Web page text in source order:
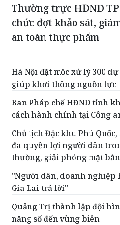
Thường trực HĐND
chức đợt khảo sát,
an toàn thực phẩm
Hà Nội đặt mốc xử lý 300
giúp khơi thông nguồn lực
Ban Pháp chế HĐND tỉnh
cách hành chính tại Công
Chủ tịch Đặc khu Phú
đa quyền lợi người dân
thường, giải phóng mặt
"Người dân, doanh nghiệp
Gia Lai trả lời"
Quảng Trị thành lập đội
năng số đến vùng biên